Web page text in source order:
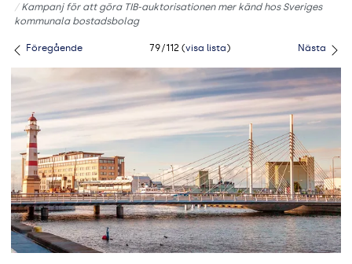
Kampanj för att göra TIB-auktorisationen mer känd hos Sveriges
kommunala bostadsbolag
Föregående 79/112 (visa lista) Nästa